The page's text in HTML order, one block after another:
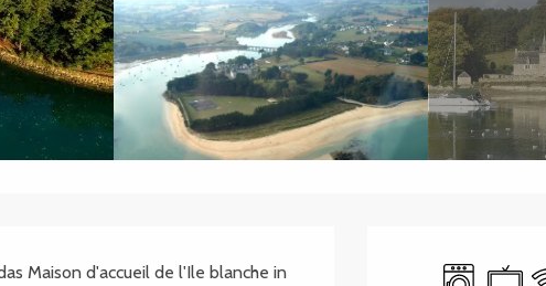
Maison d'accueil de l'Ile blanche in